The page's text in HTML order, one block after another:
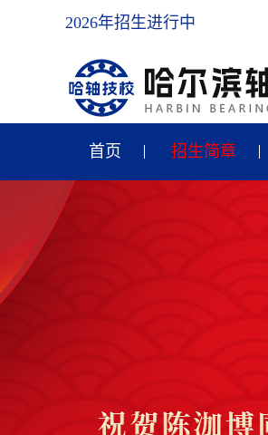
2026年招生进行中
首页 招生简章